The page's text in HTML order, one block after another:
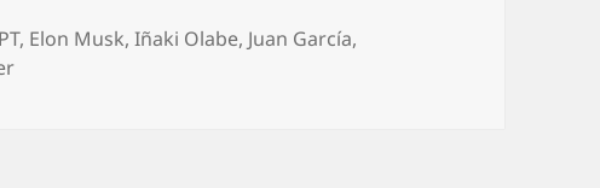
, Elon Musk,Iñaki Olabe, Juan García,